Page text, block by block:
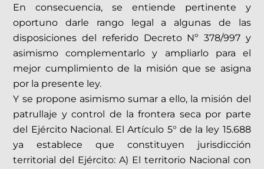
En consecuencia, se entiende pertinente y
oportuno darle rango legal a algunas de las
disposiciones del referido Decreto Nº 378/997 y
asimismo complementarlo y ampliarlo para el
mejor cumplimiento de la misión que se asigna
por la presente ley.
Y se propone asimismo sumar a ello, la misión del
patrullaje y control de la frontera seca por parte
del Ejército Nacional. El Artículo 5° de la ley 15.688
ya establece que constituyen jurisdicción
territorial del Ejército: A) El territorio Nacional con